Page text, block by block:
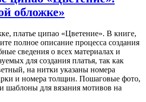
обложке»
платье ципао «Цветение». В книге,
полное описание процесса создания
сведения о всех материалах и
для создания платья, так как
на нитки указаны номера
и номера толщин. Пошаговые фото,
шаблоны для вязания мотивов на